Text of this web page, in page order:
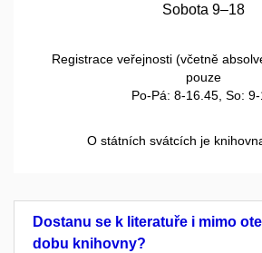
Sobota 9–18
Registrace veřejnosti (včetně
pouze
Po-Pá: 8-16.45, So: 9-
O státních svátcích je
Dostanu se k literatuře i mimo
dobu knihovny?